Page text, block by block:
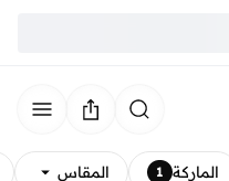
الماركة 1 المقاس